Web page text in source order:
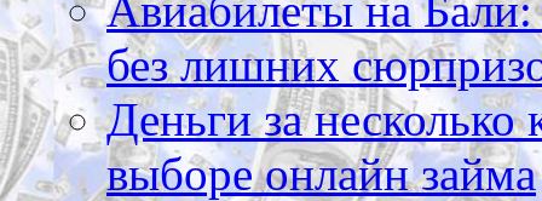
без лишних
Деньги за
выборе онлайн займа